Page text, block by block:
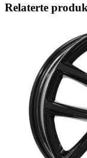
Relaterte